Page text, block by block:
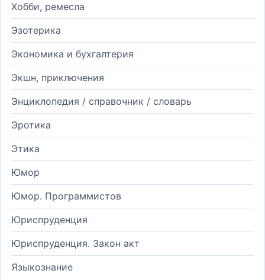
Хобби, ремесла
Эзотерика
Экономика и бухгалтерия
Экшн, приключения
Энциклопедия / справочник / словарь
Эротика
Этика
Юмор
Юмор. Программистов
Юриспруденция
Юриспруденция. Закон акт
Языкознание